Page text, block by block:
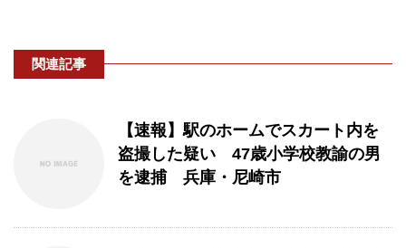
関連記事
【速報】駅のホームでスカート内を
盗撮した疑い 47歳小学校教諭の男
を逮捕 兵庫・尼崎市